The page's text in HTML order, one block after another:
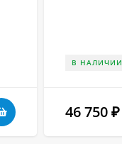
В НАЛИЧИИ
46 750₽